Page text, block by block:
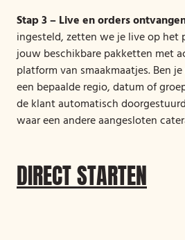
Stap 3 – Live en orders
ingesteld, zetten we je live op het
jouw beschikbare pakketten met
platform van smaakmaatjes. Ben
een bepaalde regio, datum of
de klant automatisch
waar een andere aangesloten
DIRECT STARTEN